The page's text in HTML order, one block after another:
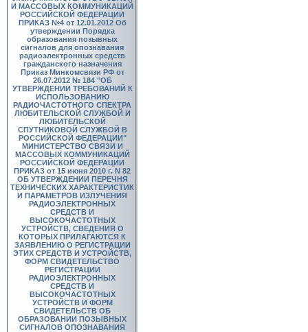
И МАССОВЫХ КОММУНИКАЦИЙ
РОССИЙСКОЙ ФЕДЕРАЦИИ
ПРИКАЗ №4 от 12.01.2012 Об
утверждении Порядка
образования позывных
сигналов для опознавания
радиоэлектронных средств
гражданского назначения
Приказ Минкомсвязи РФ от
26.07.2012 № 184 "ОБ
УТВЕРЖДЕНИИ ТРЕБОВАНИЙ К
ИСПОЛЬЗОВАНИЮ
РАДИОЧАСТОТНОГО СПЕКТРА
ЛЮБИТЕЛЬСКОЙ СЛУЖБОЙ И
ЛЮБИТЕЛЬСКОЙ
СПУТНИКОВОЙ СЛУЖБОЙ В
РОССИЙСКОЙ ФЕДЕРАЦИИ"
МИНИСТЕРСТВО СВЯЗИ И
МАССОВЫХ КОММУНИКАЦИЙ
РОССИЙСКОЙ ФЕДЕРАЦИИ
ПРИКАЗ от 15 июня 2010 г. N 82
ОБ УТВЕРЖДЕНИИ ПЕРЕЧНЯ
ТЕХНИЧЕСКИХ ХАРАКТЕРИСТИК
И ПАРАМЕТРОВ ИЗЛУЧЕНИЯ
РАДИОЭЛЕКТРОННЫХ
СРЕДСТВ И
ВЫСОКОЧАСТОТНЫХ
УСТРОЙСТВ, СВЕДЕНИЯ О
КОТОРЫХ ПРИЛАГАЮТСЯ К
ЗАЯВЛЕНИЮ О РЕГИСТРАЦИИ
ЭТИХ СРЕДСТВ И УСТРОЙСТВ,
ФОРМ СВИДЕТЕЛЬСТВО
РЕГИСТРАЦИИ
РАДИОЭЛЕКТРОННЫХ
СРЕДСТВ И
ВЫСОКОЧАСТОТНЫХ
УСТРОЙСТВ И ФОРМ
СВИДЕТЕЛЬСТВ ОБ
ОБРАЗОВАНИИ ПОЗЫВНЫХ
СИГНАЛОВ ОПОЗНАВАНИЯ